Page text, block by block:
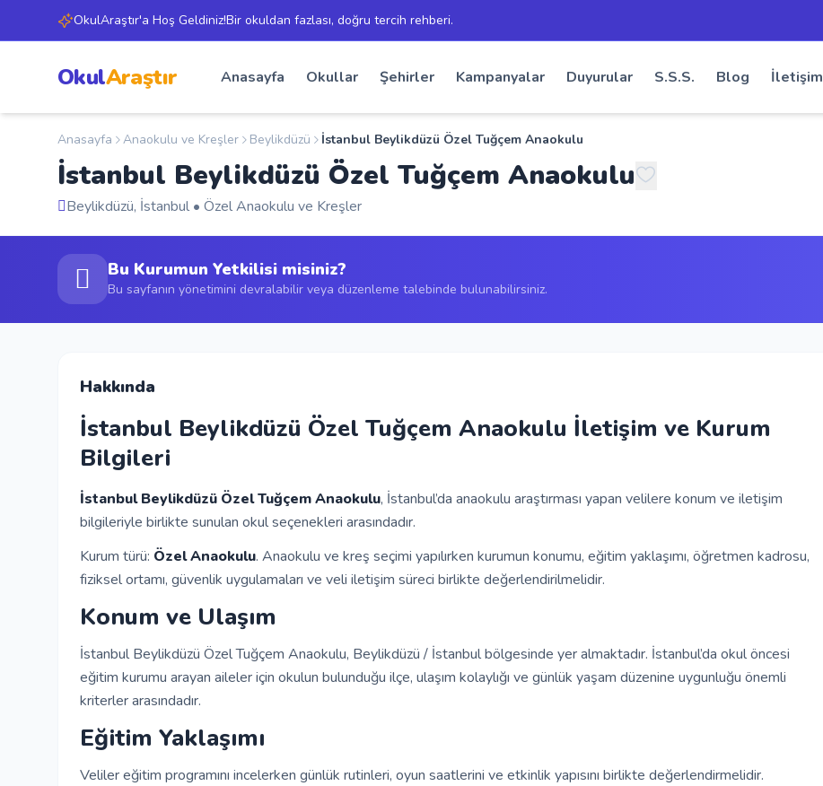
OkulAraştır'a Hoş Geldiniz!Bir okuldan fazlası, doğru tercih rehberi.
OkulAraştır Anasayfa Okullar Şehirler Kampanyalar Duyurular S.S.S. Blog İletişim
Anasayfa Anaokulu ve Kreşler Beylikdüzü İstanbul Beylikdüzü Özel Tuğçem Anaokulu
İstanbul Beylikdüzü Özel Tuğçem Anaokulu
Beylikdüzü, İstanbul • Özel Anaokulu ve Kreşler
Bu Kurumun Yetkilisi misiniz?
Bu sayfanın yönetimini devralabilir veya düzenleme talebinde bulunabilirsiniz.
Hakkında
İstanbul Beylikdüzü Özel Tuğçem Anaokulu İletişim ve Kurum
Bilgileri
İstanbul Beylikdüzü Özel Tuğçem Anaokulu, İstanbul’da anaokulu araştırması yapan velilere konum ve iletişim
bilgileriyle birlikte sunulan okul seçenekleri arasındadır.
Kurum türü: Özel Anaokulu. Anaokulu ve kreş seçimi yapılırken kurumun konumu, eğitim yaklaşımı, öğretmen kadrosu,
fiziksel ortamı, güvenlik uygulamaları ve veli iletişim süreci birlikte değerlendirilmelidir.
Konum ve Ulaşım
İstanbul Beylikdüzü Özel Tuğçem Anaokulu, Beylikdüzü / İstanbul bölgesinde yer almaktadır. İstanbul’da okul öncesi
eğitim kurumu arayan aileler için okulun bulunduğu ilçe, ulaşım kolaylığı ve günlük yaşam düzenine uygunluğu önemli
kriterler arasındadır.
Eğitim Yaklaşımı
Veliler eğitim programını incelerken günlük rutinleri, oyun saatlerini ve etkinlik yapısını birlikte değerlendirmelidir.